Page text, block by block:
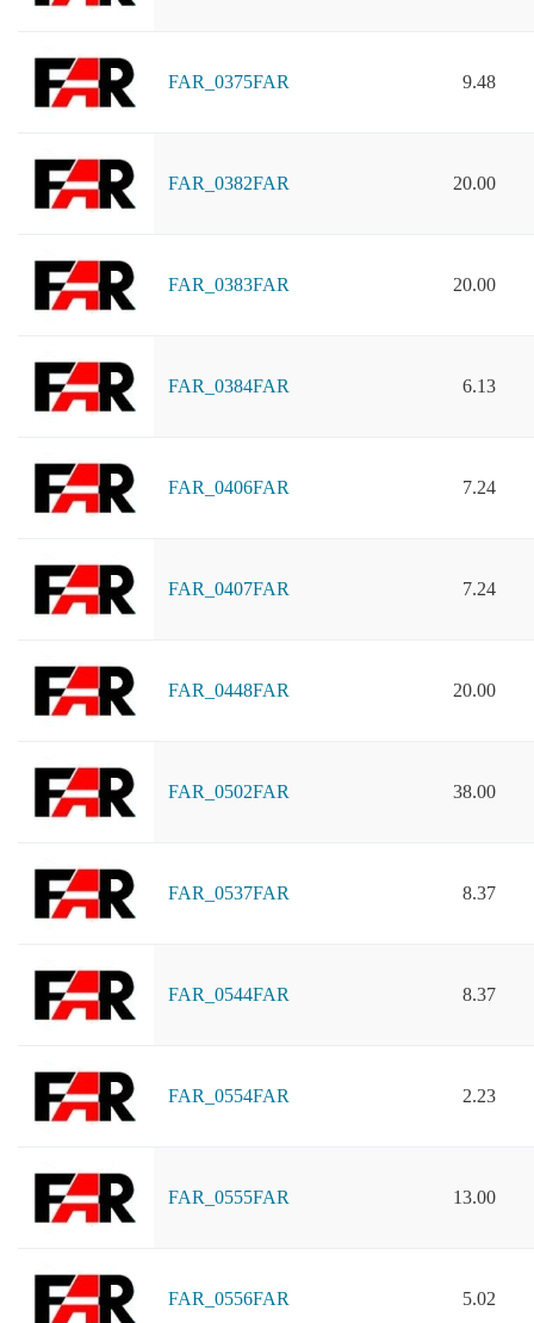
FAR_0375FAR 9.48
FAR_0382FAR 20.00
FAR_0383FAR 20.00
FAR_0384FAR 6.13
FAR_0406FAR 7.24
FAR_0407FAR 7.24
FAR_0448FAR 20.00
FAR_0502FAR 38.00
FAR_0537FAR 8.37
FAR_0544FAR 8.37
FAR_0554FAR 2.23
FAR_0555FAR 13.00
FAR_0556FAR 5.02